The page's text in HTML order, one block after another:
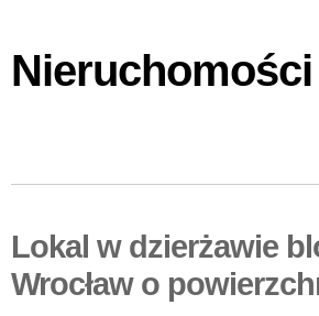
Lokal w dzierżawie
Wrocław o